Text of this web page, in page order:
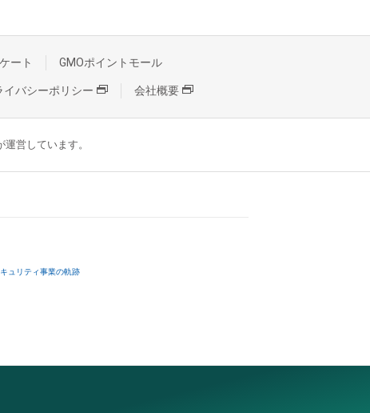
ート GMOポイントモール
イバシーポリシー 会社概要
営しています。
ュリティ事業の軌跡